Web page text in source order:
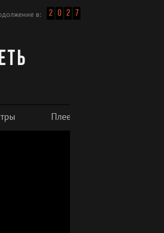
в: 2 0 2 7
Плеер